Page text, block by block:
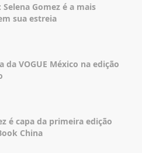
Selena Gomez é a mais
sua estreia
da VOGUE México na edição
é capa da primeira edição
China